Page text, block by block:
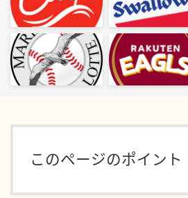
このページのポイント